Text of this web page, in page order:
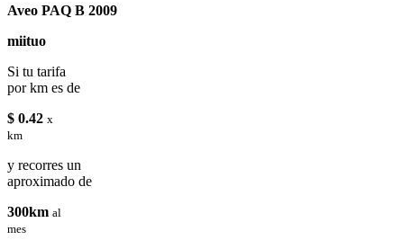
Aveo PAQ B 2009
miituo
Si tu tarifa
por km es de
$ 0.42 x
km
y recorres un
aproximado de
300km al
mes